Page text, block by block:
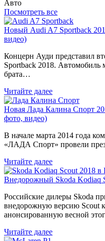
Авто
Посмотреть все
Новый Audi A7 Sportback
видео)
Концерн Ауди представил
Sportback 2018. Автомобиль
брата…
Читайте далее
Новая Лада Калина Спорт
фото, видео)
В начале марта 2014
«ЛАДА Спорт» провели
Читайте далее
Внедорожный Skoda Kodiaq
Российские дилеры Skoda
внедорожную версию Scout
анонсированную весной
Читайте далее